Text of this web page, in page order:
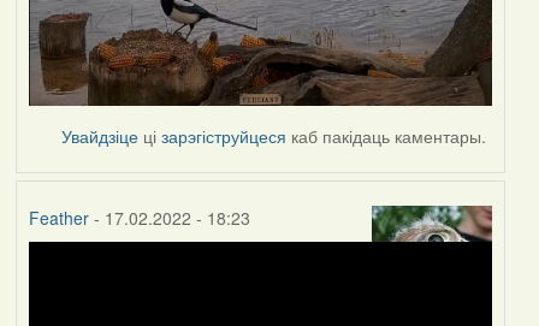
Увайдзіце цізарэгіструйцеся каб пакідаць каментары.
Feather- 17.02.2022 - 18:23